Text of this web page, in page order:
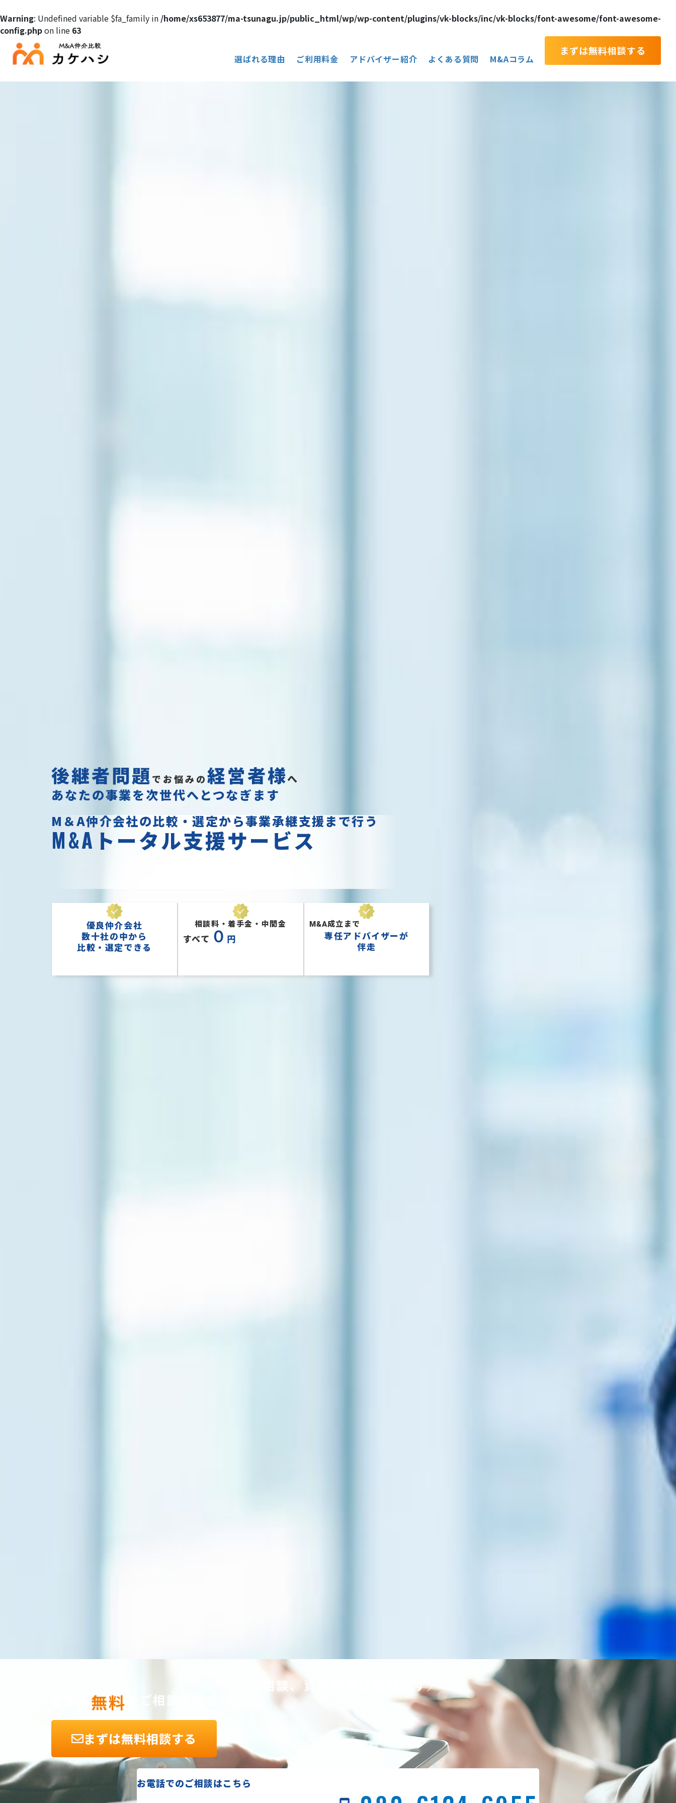
Warning: Undefined variable $fa_family in /home/xs653877/ma-tsunagu.jp/public_html/wp/wp-content/plugins/vk-blocks/inc/vk-blocks/font-awesome/font-awesome-
config.phpon line 63
選ばれる理由 ご利用料金 アドバイザー紹介 よくある質問 M&Aコラム
まずは無料相談する
後継者問題でお悩みの経営者様へ
あなたの事業を次世代へとつなぎます
M＆A仲介会社の比較・選定から事業承継支援まで行う
M&A トータル支援サービス
優良仲介会社
数十社の中から
比較・選定できる
相談料・着手金・中間金
すべて０ 円
M&A成立まで
専任アドバイザーが
伴走
＼ご相談、資料請求は無料です／
無料 でご相談ください
まずは無料相談する
お電話でのご相談はこちら